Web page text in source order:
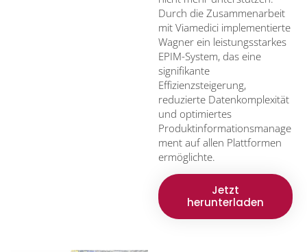
Durch die Zusammenarbeit
mit Viamedici implementierte
Wagner ein leistungsstarkes
EPIM-System, das eine
signifikante
Effizienzsteigerung,
reduzierte Datenkomplexität
und optimiertes
Produktinformationsmanage
ment auf allen Plattformen
ermöglichte.
Jetzt
herunterladen